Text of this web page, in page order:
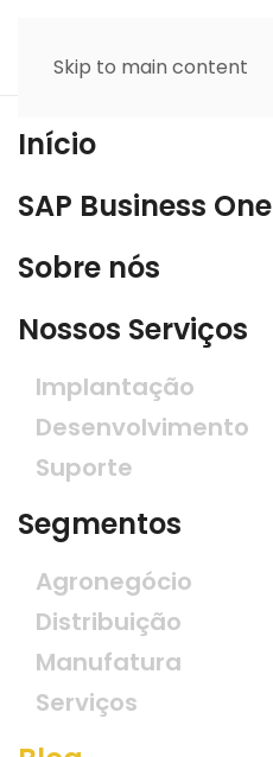
Skip to main content
Início
SAP Business One
Sobre nós
Nossos Serviços
Implantação
Desenvolvimento
Suporte
Segmentos
Agronegócio
Distribuição
Manufatura
Serviços